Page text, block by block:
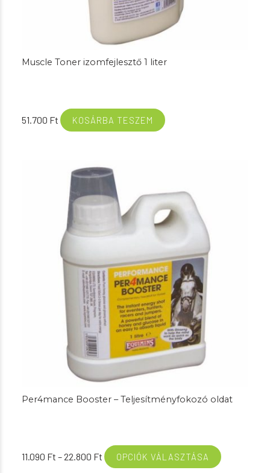
Muscle Toner izomfejlesztő 1 liter
51.700 Ft KOSÁRBA TESZEM
Per4mance Booster – Teljesítményfokozó oldat
11.090 Ft – 22.800 Ft Ártartomány:
11.090 Ft
OPCIÓK VÁLASZTÁSA